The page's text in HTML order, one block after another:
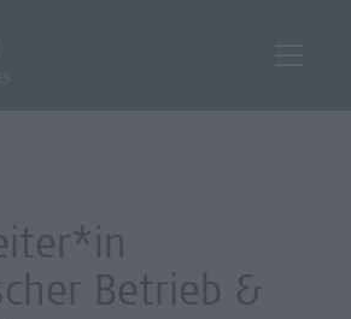
Betrieb &